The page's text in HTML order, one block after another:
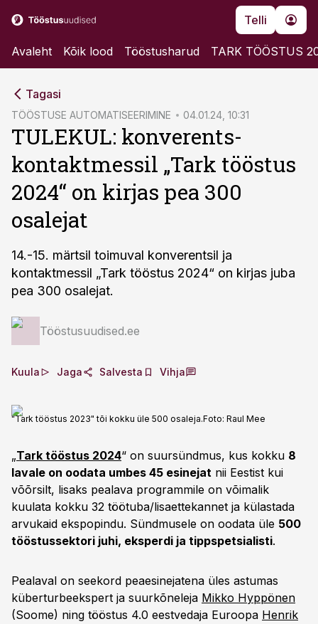
Telli
Avaleht Kõik lood Tööstusharud TARK TÖÖSTUS
Tagasi
TÖÖSTUSE AUTOMATISEERIMINE 04.01.24, 10:31
TULEKUL: konverents-
kontaktmessil „Tark tööstus
2024“ on kirjas pea 300
osalejat
14.-15. märtsil toimuval konverentsil ja
kontaktmessil „Tark tööstus 2024“ on kirjas juba
pea 300 osalejat.
Tööstusuudised.ee
Kuula Jaga Salvesta Vihja
"Tark tööstus 2023" tõi kokku üle 500 osaleja.Foto: Raul Mee
„Tark tööstus 2024“ on suursündmus, kus kokku 8
lavale on oodata umbes 45 esinejat nii Eestist kui
võõrsilt, lisaks pealava programmile on võimalik
kuulata kokku 32 töötuba/lisaettekannet ja külastada
arvukaid ekspopindu. Sündmusele on oodata üle 500
tööstussektori juhi, eksperdi ja tippspetsialisti.
Pealaval on seekord peaesinejatena üles astumas
küberturbeekspert ja suurkõneleja Mikko Hyppönen
(Soome) ning tööstus 4.0 eestvedaja Euroopa Henrik